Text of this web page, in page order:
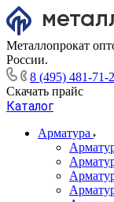
Металлопрокат
России.
8 (495) 481-71-
Скачать прайс
Каталог
Арматура